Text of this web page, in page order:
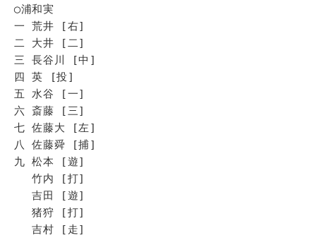
◯浦和実
一 荒井 [右]
二 大井 [二]
三 長谷川 [中]
四 英 [投]
五 水谷 [一]
六 斎藤 [三]
七 佐藤大 [左]
八 佐藤舜 [捕]
九 松本 [遊]
竹内 [打]
吉田 [遊]
猪狩 [打]
吉村 [走]